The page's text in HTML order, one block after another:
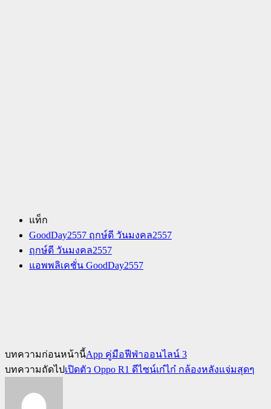
แท็ก
GoodDay2557 ฤกษ์ดี วันมงคล2557
ฤกษ์ดี วันมงคล2557
แอพพลิเคชั่น GoodDay2557
บทความก่อนหน้านี้App คู่มือฟีฟ่าออนไลน์ 3
บทความถัดไปเปิดตัว Oppo R1 ดีไซน์เก๋ไก๋ กล้องหลังแจ่มสุดๆ